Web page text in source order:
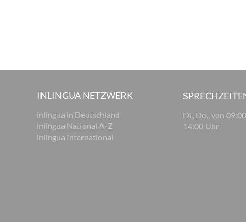
INLINGUA NETZWERK
inlingua in Deutschland
inlingua National A-Z
inlingua International
Di., Do., von
14:00 Uhr